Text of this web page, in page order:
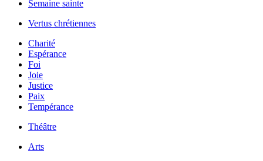
Semaine sainte
Vertus chrétiennes
Charité
Espérance
Foi
Joie
Justice
Paix
Tempérance
Théâtre
Arts